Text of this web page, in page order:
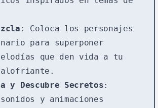
: Coloca los personajes
para superponer
que den vida a tu
y Descubre Secretos:
y animaciones